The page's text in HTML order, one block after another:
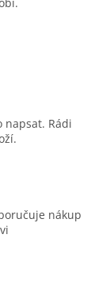
napsat. Rádi
nákup